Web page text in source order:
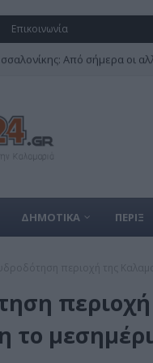
Επικοινωνία
Από σήμερα οι
ΔΗΜΟΤΙΚΑ ΠΕΡΙΞ
το μεσημέρι